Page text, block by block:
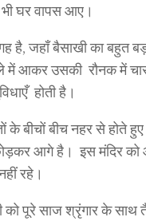
घर वापस आए।
है, जहाँ बैसाखी का बहुत
में आकर उसकी रौनक में
होती है।
बीचों बीच नहर से होते
आगे है। इस मंदिर को
रहे।
को पूरे साज श्रृंगार के